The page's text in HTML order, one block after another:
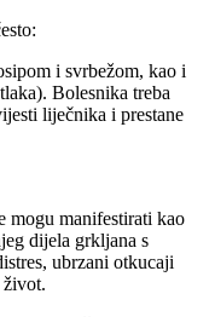
i svrbežom, kao i
Bolesnika treba
liječnika i prestane
mogu manifestirati kao
dijela grkljana s
ubrzani otkucaji
život.